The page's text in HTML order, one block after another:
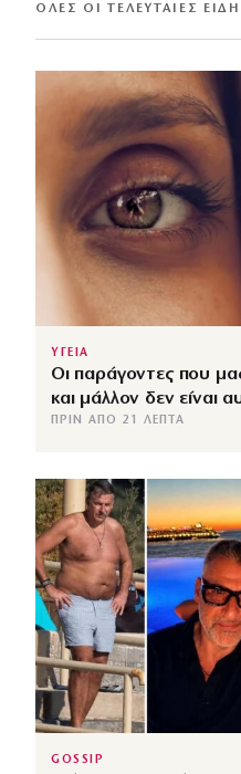
ΌΛΕΣ ΟΙ ΤΕΛΕΥΤΑΊΕΣ
ΥΓΕΙΑ
Οι παράγοντες που
και μάλλον δεν είναι
ΠΡΙΝ ΑΠΌ 21 ΛΕΠΤΆ
GOSSIP